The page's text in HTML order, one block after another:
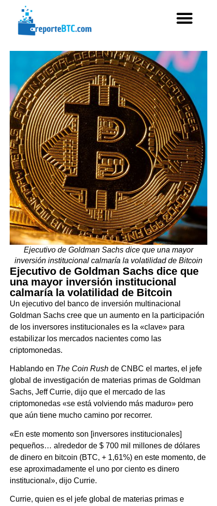
Ejecutivo de Goldman Sachs dice que una mayor
inversión institucional calmaría la volatilidad de Bitcoin
Ejecutivo de Goldman Sachs dice que
una mayor inversión institucional
calmaría la volatilidad de Bitcoin
Un ejecutivo del banco de inversión multinacional
Goldman Sachs cree que un aumento en la participación
de los inversores institucionales es la «clave» para
estabilizar los mercados nacientes como las
criptomonedas.
Hablando en The Coin Rush de CNBC el martes, el jefe
global de investigación de materias primas de Goldman
Sachs, Jeff Currie, dijo que el mercado de las
criptomonedas «se está volviendo más maduro» pero
que aún tiene mucho camino por recorrer.
«En este momento son [inversores institucionales]
pequeños… alrededor de $ 700 mil millones de dólares
de dinero en bitcoin (BTC, + 1,61%) en este momento, de
ese aproximadamente el uno por ciento es dinero
institucional», dijo Currie.
Currie, quien es el jefe global de materias primas e